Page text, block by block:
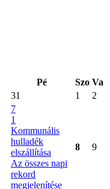
Pé Szo Va
31 1 2
7
1
Kommunális
hulladék
elszállítása
Az összes napi
rekord
megjelenítése
8 9